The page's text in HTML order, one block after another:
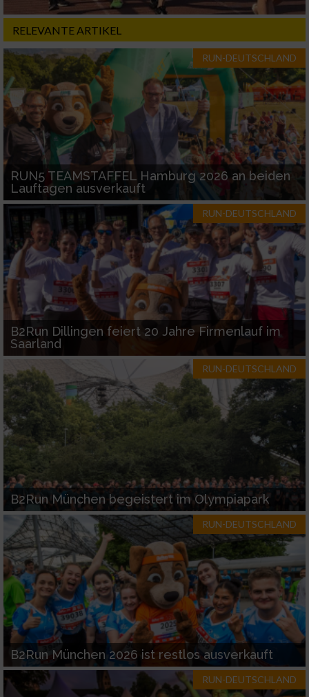
RELEVANTE ARTIKEL
RUN-DEUTSCHLAND
RUN5 TEAMSTAFFEL Hamburg 2026 an beiden
Lauftagen ausverkauft
RUN-DEUTSCHLAND
B2Run Dillingen feiert 20 Jahre Firmenlauf im
Saarland
RUN-DEUTSCHLAND
B2Run München begeistert im Olympiapark
RUN-DEUTSCHLAND
B2Run München 2026 ist restlos ausverkauft
RUN-DEUTSCHLAND